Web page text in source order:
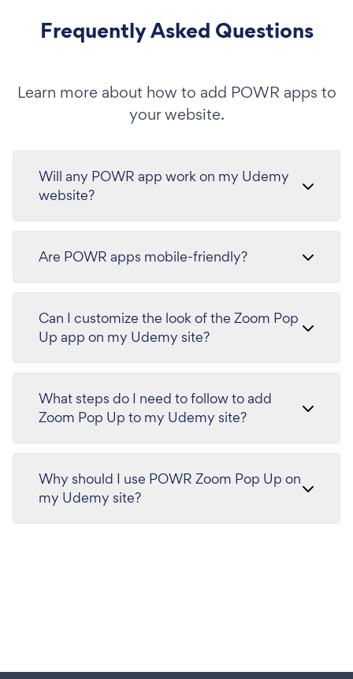
Frequently Asked Questions
Learn more about how to add POWR apps to
your website.
Will any POWR app work on my Udemy
website?
Are POWR apps mobile-friendly?
Can I customize the look of the Zoom Pop
Up app on my Udemy site?
What steps do I need to follow to add
Zoom Pop Up to my Udemy site?
Why should I use POWR Zoom Pop Up on
my Udemy site?